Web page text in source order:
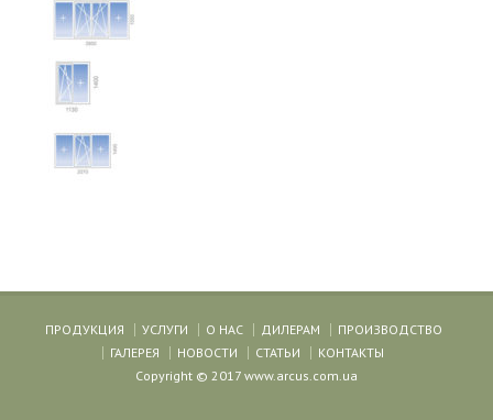
ПРОДУКЦИЯ УСЛУГИ О НАС ДИЛЕРАМ
ПРОИЗВОДСТВО
ГАЛЕРЕЯ
НОВОСТИ СТАТЬИ
КОНТАКТЫ
Copyright © 2017 www.arcus.com.ua